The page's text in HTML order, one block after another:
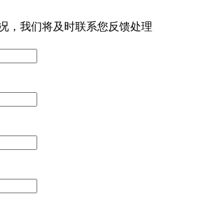
，我们将及时联系您反馈处理